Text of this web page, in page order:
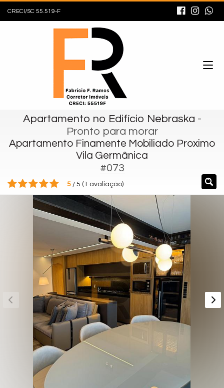
CRECI/SC 55.519-F
Apartamento no Edifício Nebraska -
Pronto para morar
Apartamento Finamente Mobiliado Proximo
Vila Germânica
#073
5 / 5 ( 1 avaliação)